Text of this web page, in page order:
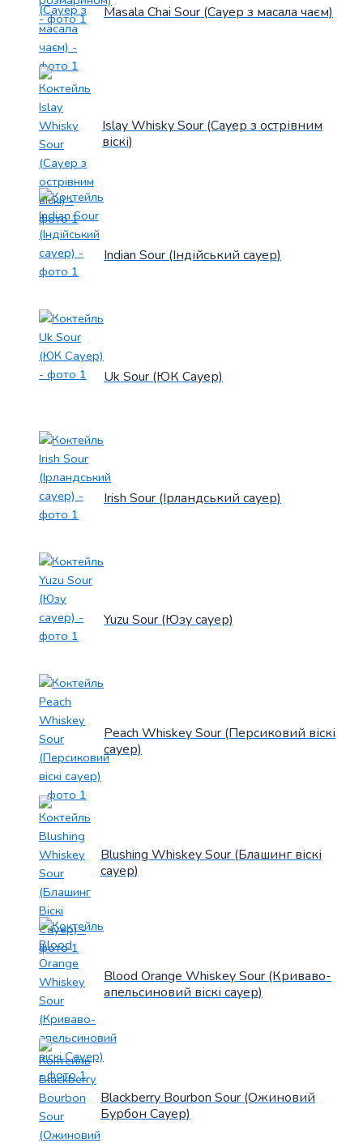
Masala Chai Sour (Сауер з масала чаєм)
Islay Whisky Sour (Сауер з острівним
віскі)
Indian Sour (Індійський сауер)
Uk Sour (ЮК Сауер)
Irish Sour (Ірландський сауер)
Yuzu Sour (Юзу сауер)
Peach Whiskey Sour (Персиковий віскі
сауер)
Blushing Whiskey Sour (Блашинг віскі
сауер)
Blood Orange Whiskey Sour (Криваво-
апельсиновий віскі сауер)
Blackberry Bourbon Sour (Ожиновий
Бурбон Сауер)